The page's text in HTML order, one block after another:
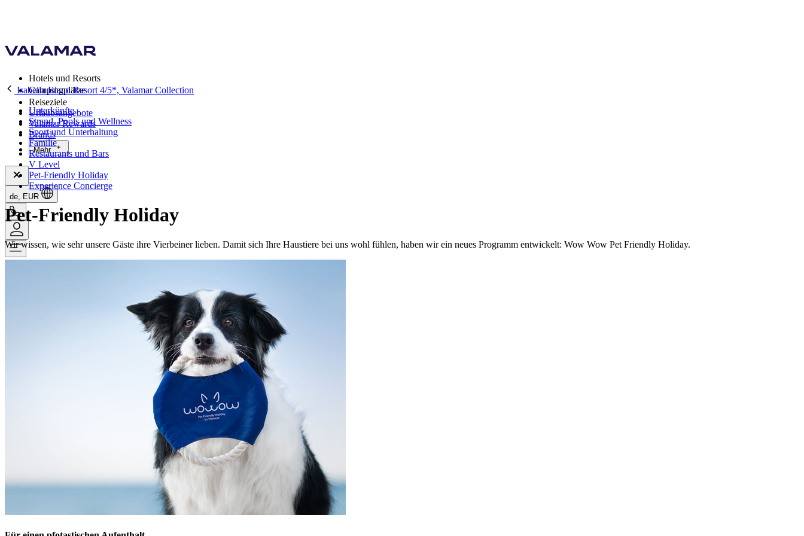
Hotels und Resorts
Campingplätze
Reiseziele
Urlaubsangebote
Valamar Rewards
Brands
Mehr
de, EUR
Isabella Island Resort 4/5*, Valamar Collection
Unterkünfte
Strand, Pools und Wellness
Sport und Unterhaltung
Familie
Restaurants und Bars
V Level
Pet-Friendly Holiday
Experience Concierge
Pet-Friendly Holiday
Wir wissen, wie sehr unsere Gäste ihre Vierbeiner lieben. Damit sich Ihre Haustiere bei uns wohl fühlen, haben wir ein neues Programm entwickelt: Wow Wow Pet Friendly Holiday.